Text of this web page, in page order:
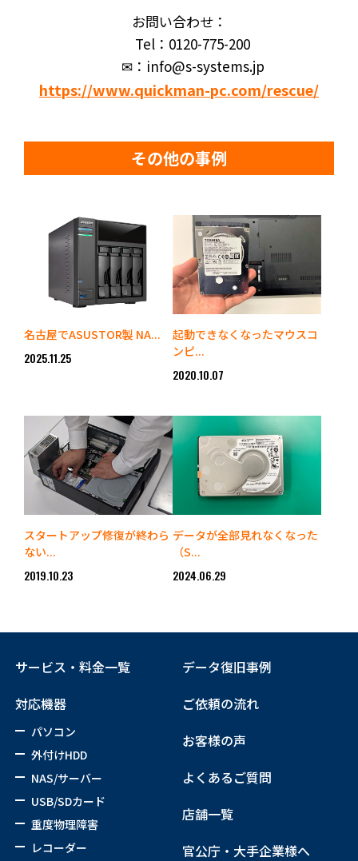
お問い合わせ：
Tel：0120-775-200
✉：info@s-systems.jp
https://www.quickman-pc.com/rescue/
その他の事例
名古屋でASUSTOR製 NA...
2025.11.25
起動できなくなったマウスコ
ンピ...
2020.10.07
スタートアップ修復が終わら
ない...
2019.10.23
データが全部見れなくなった
（S...
2024.06.29
サービス・料金一覧
対応機器
パソコン
外付けHDD
NAS/サーバー
USB/SDカード
重度物理障害
レコーダー
データ復旧事例
ご依頼の流れ
お客様の声
よくあるご質問
店舗一覧
官公庁・大手企業様へ